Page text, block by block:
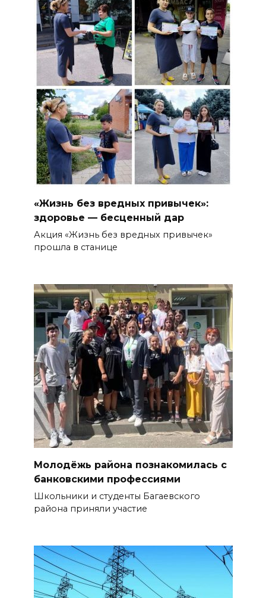
«Жизнь без вредных привычек»:
здоровье — бесценный дар
Акция «Жизнь без вредных привычек»
прошла в станице
Молодёжь района познакомилась с
банковскими профессиями
Школьники и студенты Багаевского
района приняли участие